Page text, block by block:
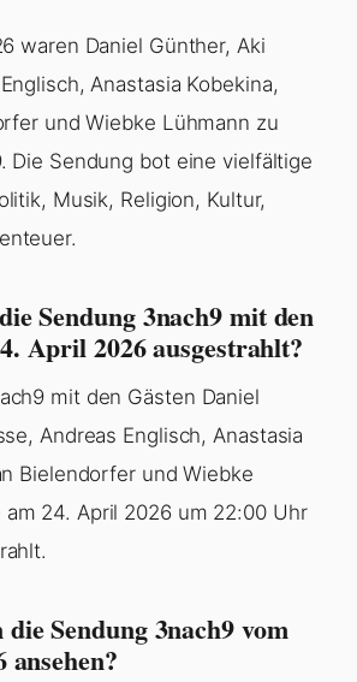
waren Daniel Günther, Aki
Anastasia Kobekina,
und Wiebke Lühmann zu
Die Sendung bot eine vielfältige
Musik, Religion, Kultur,
Sendung 3nach9 mit den
April 2026 ausgestrahlt?
mit den Gästen Daniel
Andreas Englisch, Anastasia
Bielendorfer und Wiebke
24. April 2026 um 22:00 Uhr
Sendung 3nach9 vom